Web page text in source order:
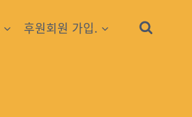
후원회원 가입.